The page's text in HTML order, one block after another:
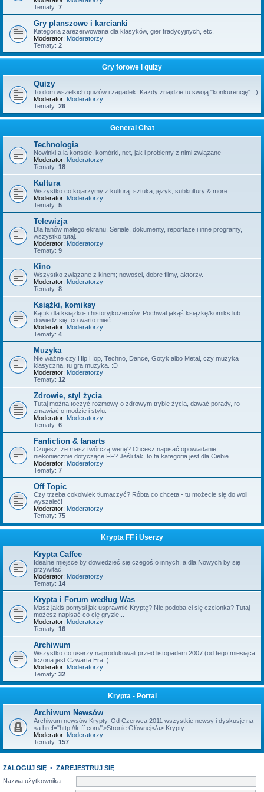
Tematy: 7
Gry planszowe i karcianki
Kategoria zarezerwowana dla klasyków, gier tradycyjnych, etc.
Moderator: Moderatorzy
Tematy: 2
Gry forowe i quizy
Quizy
To dom wszelkich quizów i zagadek. Każdy znajdzie tu swoją "konkurencję". ;)
Moderator: Moderatorzy
Tematy: 26
General Chat
Technologia
Nowinki a la konsole, komórki, net, jak i problemy z nimi związane
Moderator: Moderatorzy
Tematy: 18
Kultura
Wszystko co kojarzymy z kulturą: sztuka, język, subkultury & more
Moderator: Moderatorzy
Tematy: 5
Telewizja
Dla fanów małego ekranu. Seriale, dokumenty, reportaże i inne programy,
wszystko tutaj.
Moderator: Moderatorzy
Tematy: 9
Kino
Wszystko związane z kinem; nowości, dobre filmy, aktorzy.
Moderator: Moderatorzy
Tematy: 8
Książki, komiksy
Kącik dla książko- i historyjkożerców. Pochwal jakąś książkę/komiks lub
dowiedz się, co warto mieć.
Moderator: Moderatorzy
Tematy: 4
Muzyka
Nie ważne czy Hip Hop, Techno, Dance, Gotyk albo Metal, czy muzyka
klasyczna, tu gra muzyka. :D
Moderator: Moderatorzy
Tematy: 12
Zdrowie, styl życia
Tutaj można toczyć rozmowy o zdrowym trybie życia, dawać porady, ro
zmawiać o modzie i stylu.
Moderator: Moderatorzy
Tematy: 6
Fanfiction & fanarts
Czujesz, że masz twórczą wenę? Chcesz napisać opowiadanie,
niekoniecznie dotyczące FF? Jeśli tak, to ta kategoria jest dla Ciebie.
Moderator: Moderatorzy
Tematy: 7
Off Topic
Czy trzeba cokolwiek tłumaczyć? Róbta co chceta - tu możecie się do woli
wyszaleć!
Moderator: Moderatorzy
Tematy: 75
Krypta FF i Userzy
Krypta Caffee
Idealne miejsce by dowiedzieć się czegoś o innych, a dla Nowych by się
przywitać.
Moderator: Moderatorzy
Tematy: 14
Krypta i Forum według Was
Masz jakiś pomysł jak usprawnić Kryptę? Nie podoba ci się czcionka? Tutaj
możesz napisać co cię gryzie...
Moderator: Moderatorzy
Tematy: 16
Archiwum
Wszystko co userzy naprodukowali przed listopadem 2007 (od tego miesiąca
liczona jest Czwarta Era :)
Moderator: Moderatorzy
Tematy: 32
Krypta - Portal
Archiwum Newsów
Archiwum newsów Krypty. Od Czerwca 2011 wszystkie newsy i dyskusje na
<a href="http://k-ff.com/">Stronie Głównej</a> Krypty.
Moderator: Moderatorzy
Tematy: 157
ZALOGUJ SIĘ • ZAREJESTRUJ SIĘ
Nazwa użytkownika: